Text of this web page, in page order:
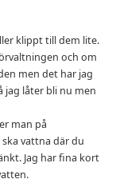
klippt till dem lite.
och om
men det har jag
jag låter bli nu men
man på
vattna där du
Jag har fina kort